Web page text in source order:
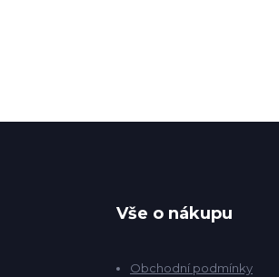
Vše o nákupu
Obchodní podmínky